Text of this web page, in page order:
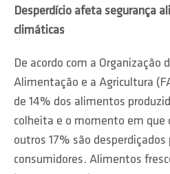
Desperdício afeta segurança
climáticas
De acordo com a Organização
Alimentação e a Agricultura
de 14% dos alimentos
colheita e o momento em que
outros 17% são
consumidores. Alimentos